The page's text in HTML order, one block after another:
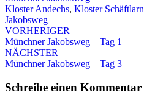
Kloster Andechs, Kloster Schäftlarn
Jakobsweg
Beitrags-
Navigation
VORHERIGER
Münchner Jakobsweg – Tag 1
NÄCHSTER
Münchner Jakobsweg – Tag 3
Schreibe einen Kommentar